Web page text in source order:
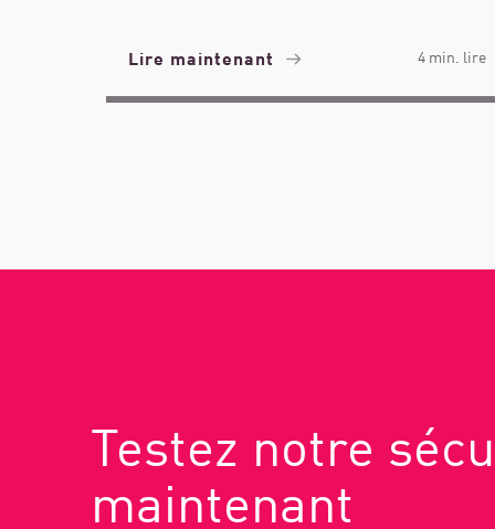
Lire maintenant 4 min. lire
Testez notre
maintenant